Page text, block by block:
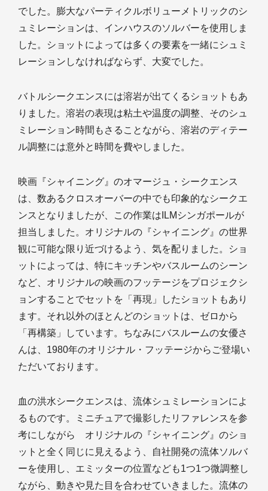
でした。膨大なパーティクルボリューメトリックのシ
ュミレーションは、インハウスのソルバーを使用しま
した。ショットによっては多くの要素を一緒にシュミ
レーションしなければならず、大変でした。
バトルシークエンスには溶岩が出てくるショットもあ
りました。溶岩の表現は粘土や温度の調整、そのシュ
ミレーション時間もさることながら、溶岩のディテー
ル調整には意外と時間を費やしました。
映画『シャイニング』のオマージュ・シークエンス
は、数あるクロスオーバーの中でも印象的なシークエ
ンスとなりましたが、この作業はILMシンガポールが
担当しました。オリジナルの『シャイニング』の世界
観に可能な限り近づけるよう、気を配りました。ショ
ットによっては、特にキッチンやバスルームのシーン
など、オリジナルの映画のフッテージをプロジェクシ
ョンすることでセットを「再現」したショットもあり
ます。それ以外のほとんどのショットは、ゼロから
「再構築」しています。ちなみにバスルームの女優さ
んは、1980年のオリジナル・フッテージからご登場い
ただいております。
血の洪水シークエンスは、流体シュミレーションによ
るものです。ミニチュアで撮影したリファレンスを参
考にしながら オリジナルの『シャイニング』のショ
ットと全く同じに見えるよう、自社開発の流体ソルバ
ーを使用し、エミッターの位置なども1つ1つ微調整し
ながら、動きや見た目を合わせていきました。流体の